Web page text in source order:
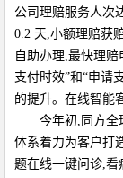
公司理赔服务人次
0.2 天,小额理赔获
自助办理,最快理
支付时效”和“申请
的提升。在线智能
今年初,同方全
体系着力为客户打
题在线一键问诊,看